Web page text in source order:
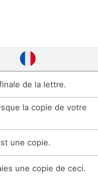
de la lettre.
la copie de votre
une copie.
une copie de ceci.